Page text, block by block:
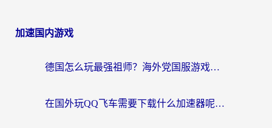
加速国内游戏
德国怎么玩最强祖师？海外党国服游戏加速器选择全攻略（附宝可梦Online实测）
在国外玩QQ飞车需要下载什么加速器呢？海外党亲测有效的国服游戏加速指南